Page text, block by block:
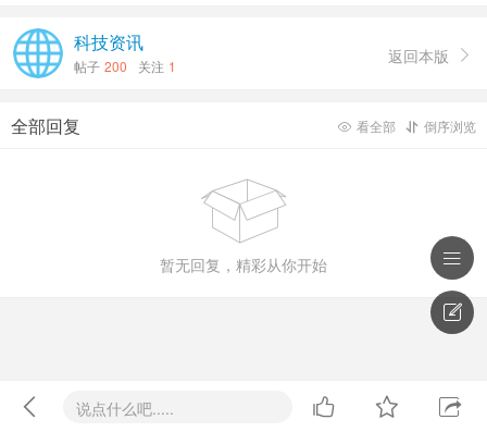
都说中国科技看北京，北京创新看海淀。显然，面对全球科
科技资讯
帖子 200 关注 1 返回本版 
 倒序浏览
 看全部
全部回复

暂无回复，精彩从你开始
 说点什么吧.....   

